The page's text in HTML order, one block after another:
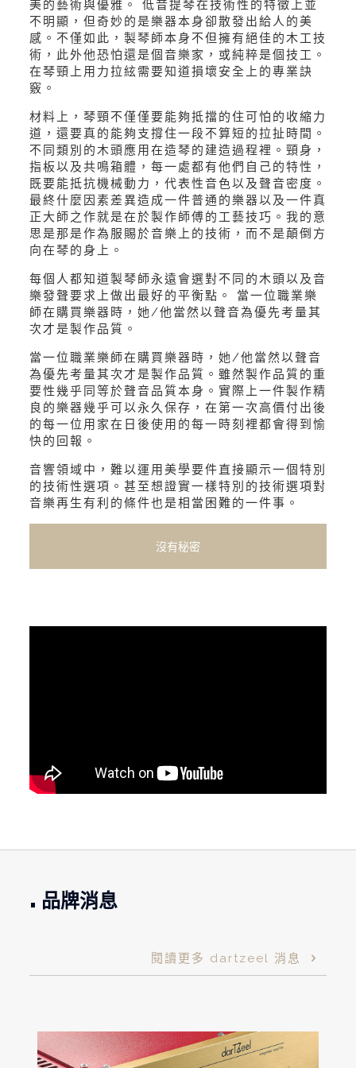
美的藝術與優雅。 低音提琴在技術性的特徵上並
不明顯，但奇妙的是樂器本身卻散發出給人的美
感。不僅如此，製琴師本身不但擁有絕佳的木工技
術，此外他恐怕還是個音樂家，或純粹是個技工。
在琴頸上用力拉絃需要知道損壞安全上的專業訣
竅。
材料上，琴頸不僅僅要能夠抵擋的住可怕的收縮力
道，還要真的能夠支撐住一段不算短的拉扯時間。
不同類別的木頭應用在造琴的建造過程裡。頸身，
指板以及共鳴箱體，每一處都有他們自己的特性，
既要能抵抗機械動力，代表性音色以及聲音密度。
最終什麼因素差異造成一件普通的樂器以及一件真
正大師之作就是在於製作師傅的工藝技巧。我的意
思是那是作為服賜於音樂上的技術，而不是顛倒方
向在琴的身上。
每個人都知道製琴師永遠會選對不同的木頭以及音
樂發聲要求上做出最好的平衡點。 當一位職業樂
師在購買樂器時，她/他當然以聲音為優先考量其
次才是製作品質。
當一位職業樂師在購買樂器時，她/他當然以聲音
為優先考量其次才是製作品質。雖然製作品質的重
要性幾乎同等於聲音品質本身。實際上一件製作精
良的樂器幾乎可以永久保存，在第一次高價付出後
的每一位用家在日後使用的每一時刻裡都會得到愉
快的回報。
音響領域中，難以運用美學要件直接顯示一個特別
的技術性選項。甚至想證實一樣特別的技術選項對
音樂再生有利的條件也是相當困難的一件事。
沒有秘密
. 品牌消息
閱讀更多 dartzeel 消息